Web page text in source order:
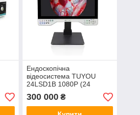
Ендоскопічна
відеосистема TUYOU
24LSD1B 1080Р (24
дюйми, жорстка, Все в
одному)
300 000₴